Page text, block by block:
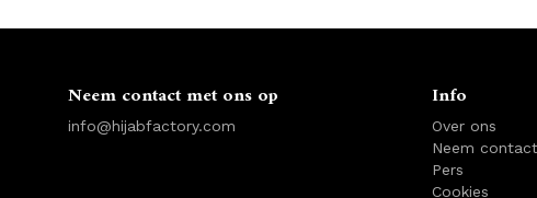
Neem contact met ons op
info@hijabfactory.com
Info
Over ons
Neem
Pers
Cookies